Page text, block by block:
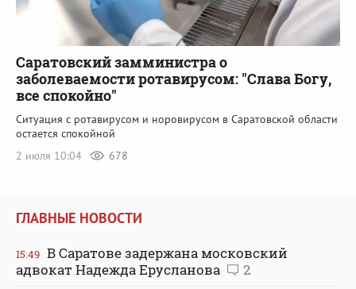
Саратовский замминистра о
заболеваемости ротавирусом: "Слава Богу,
все спокойно"
Ситуация с ротавирусом и норовирусом в Саратовской области
остается спокойной
2 июля 10:04
678
ГЛАВНЫЕ НОВОСТИ
15:49 В Саратове задержана московский
адвокат Надежда Ерусланова
2